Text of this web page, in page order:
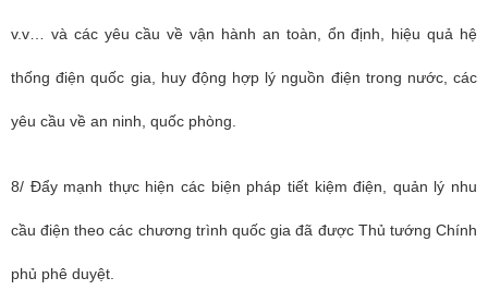
v.v… và các yêu cầu về vận hành an toàn, ổn định, hiệu quả hệ
thống điện quốc gia, huy động hợp lý nguồn điện trong nước, các
yêu cầu về an ninh, quốc phòng.
8/ Đẩy mạnh thực hiện các biện pháp tiết kiệm điện, quản lý nhu
cầu điện theo các chương trình quốc gia đã được Thủ tướng Chính
phủ phê duyệt.